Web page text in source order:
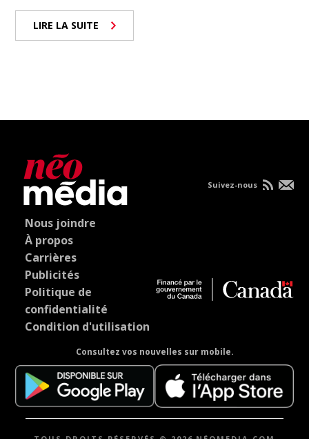
LIRE LA SUITE
Nous joindre
À propos
Carrières
Publicités
Politique de
confidentialité
Condition d'utilisation
Consultez vos nouvelles sur mobile.
Suivez-nous